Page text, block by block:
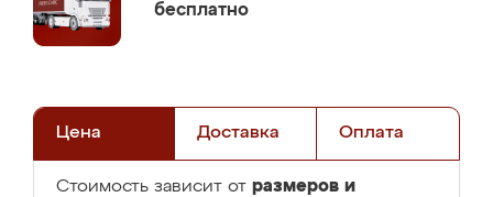
бесплатно
Цена Доставка Оплата
Стоимость зависит от размеров и